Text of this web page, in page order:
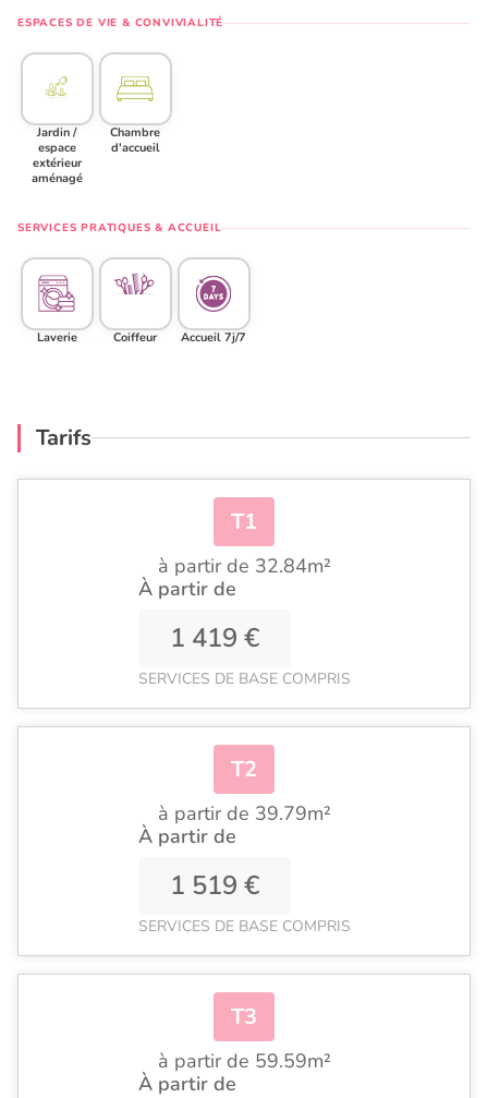
ESPACES DE VIE & CONVIVIALITÉ
Jardin /
espace
extérieur
aménagé
Chambre
d'accueil
SERVICES PRATIQUES & ACCUEIL
Laverie Coiffeur Accueil 7j/7
Tarifs
T1
à partir de 32.84m²
À partir de
1 419 €
SERVICES DE BASE COMPRIS
T2
à partir de 39.79m²
À partir de
1 519 €
SERVICES DE BASE COMPRIS
T3
à partir de 59.59m²
À partir de